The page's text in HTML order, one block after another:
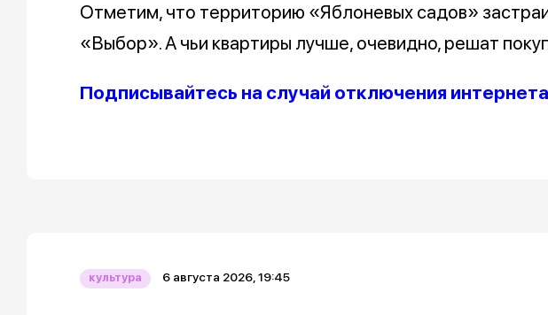
Отметим, что территорию «Яблоневых садов»
«Выбор». А чьи квартиры лучше, очевидно, решат
Подписывайтесь на случай отключения интернета
культура 6 августа 2026, 19:45